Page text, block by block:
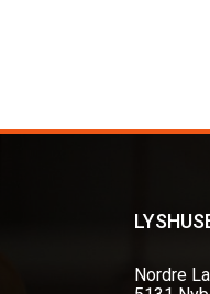
Nordre